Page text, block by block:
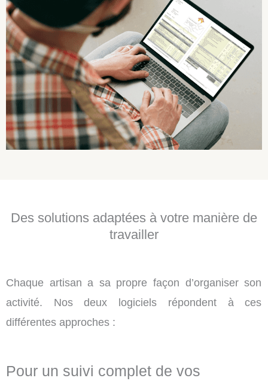
Des solutions adaptées à votre manière de
travailler
Chaque artisan a sa propre façon d’organiser son
activité. Nos deux logiciels répondent à ces
différentes approches :
Pour un suivi complet de vos